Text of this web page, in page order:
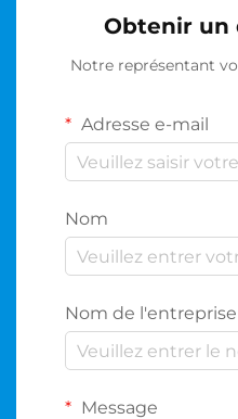
Obtenir un
Notre représentant
Adresse e-mail
Nom
Nom de l'entreprise
Message